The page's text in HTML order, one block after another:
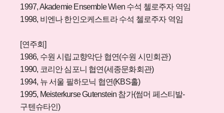
1997, Akademie Ensemble Wien 수석 첼로주자 역임
1998, 비엔나 한인오케스트라 수석 첼로주자 역임
[연주회]
1986, 수원 시립교향악단 협연(수원 시민회관)
1990, 코리안 심포니 협연(세종문화회관)
1994, 뉴 서울 필하모닉 협연(KBS홀)
1995, Meisterkurse Gutenstein 참가(썸머 페스티발-
구텐슈타인)